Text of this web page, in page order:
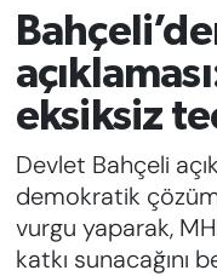
eksiksiz
Devlet Bahçeli
demokratik
vurgu yaparak,
katkı sunacağını
EMEK
YENİ
GAZETECİLİĞİNİ
FAYDALI
GÜNDEM
İstanbul
Trafik Durumu
Süper Lig
Tüm Manşetler